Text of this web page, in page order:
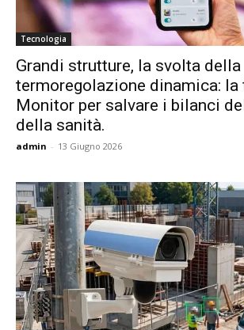
Tecnologia
Grandi strutture, la svolta della
termoregolazione dinamica: la
Monitor per salvare i bilanci
della sanità.
admin - 13 Giugno 2026